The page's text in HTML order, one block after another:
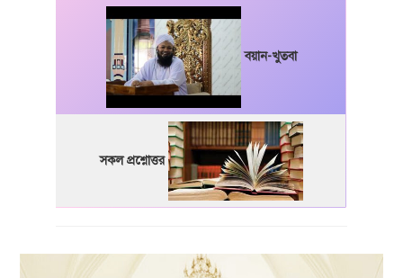
বয়ান-খুতবা
সকল প্রশ্নোত্তর